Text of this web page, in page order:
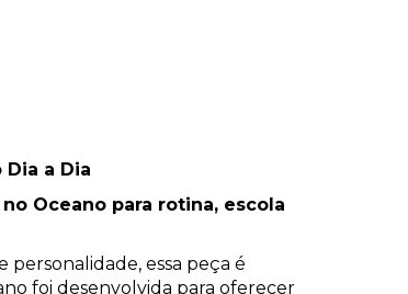
a Dia
Oceano para rotina, escola
essa peça é
foi desenvolvida para oferecer